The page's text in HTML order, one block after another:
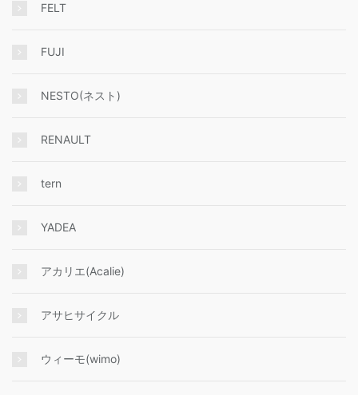
FELT
FUJI
NESTO(ネスト)
RENAULT
tern
YADEA
アカリエ(Acalie)
アサヒサイクル
ウィーモ(wimo)